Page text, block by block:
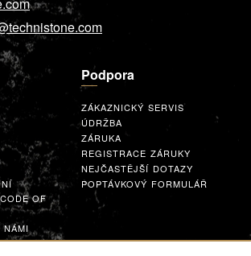
OF
NÁMI
Podpora
ZÁKAZNICKÝ SERVIS
ÚDRŽBA
ZÁRUKA
REGISTRACE ZÁRUKY
NEJČASTĚJŠÍ DOTAZY
POPTÁVKOVÝ FORMULÁŘ